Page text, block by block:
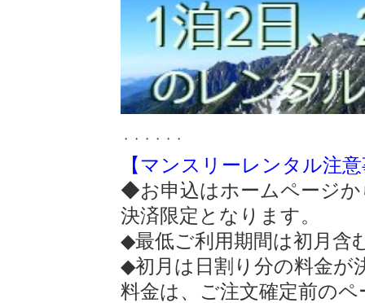
・・・・・・
【マンスリーレンタル注
◆お申込はホームページ
決済限定となります。
◆最低ご利用期間は初月含
◆初月は日割り分の料金が
料金は、ご注文確定前の